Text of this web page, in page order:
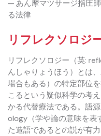
— あん摩マツサージ指圧
る法律
リフレクソロジ
リフレクソロジー（英:
んしゃりょうほう）とは
場合もある）の特定部位
こるという疑似科学の考
かる代替療法である。語
ology（学や論の意味を表
た造語であるとの説が有